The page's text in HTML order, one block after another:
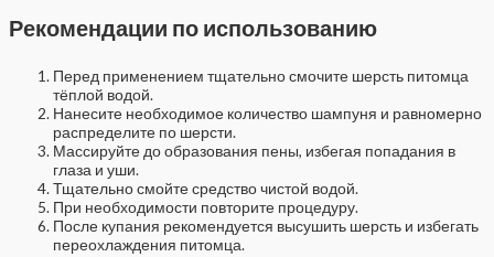
Рекомендации по использованию
Перед применением тщательно смочите шерсть питомца
тёплой водой.
Нанесите необходимое количество шампуня и равномерно
распределите по шерсти.
Массируйте до образования пены, избегая попадания в
глаза и уши.
Тщательно смойте средство чистой водой.
При необходимости повторите процедуру.
После купания рекомендуется высушить шерсть и избегать
переохлаждения питомца.